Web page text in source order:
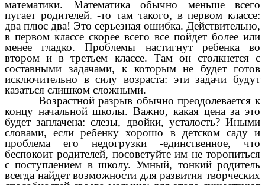
математики. Математика обычно меньше всего
пугает родителей. -то там такого, в первом классе:
два плюс два! Это серьезная ошибка. Действительно,
в первом классе скорее всего все пойдет более или
менее гладко. Проблемы настигнут ребенка во
втором и в третьем классе. Там он столкнется с
составными задачами, к которым не будет готов
исключительно в силу возраста: эти задачи будут
казаться слишком сложными.
Возрастной разрыв обычно преодолевается к
концу начальной школы. Важно, какая цена за это
будет заплачена: слезы, двойки, усталость? Иными
словами, если ребенку хорошо в детском саду и
проблема его недогрузки -единственное, что
беспокоит родителей, посоветуйте им не торопиться
с поступлением в школу. Умный, тонкий родитель
всегда найдет возможности для развития творческих